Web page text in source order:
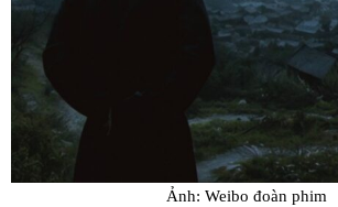
Ảnh: Weibo đoàn phim